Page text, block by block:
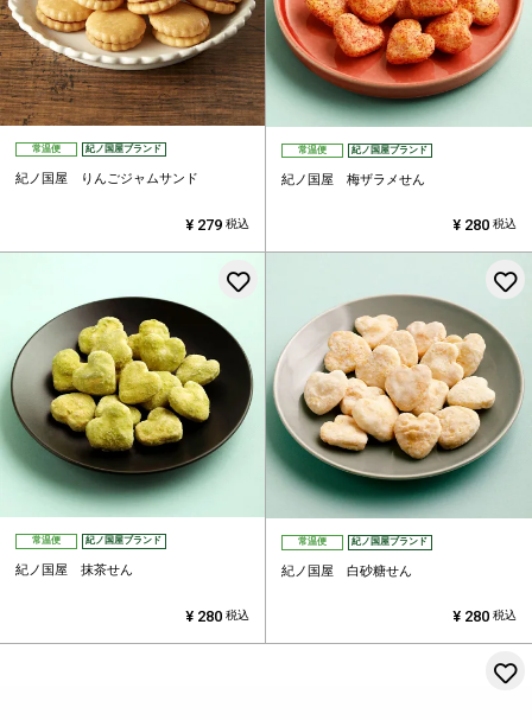
常温便 紀ノ国屋ブランド
紀ノ国屋 りんごジャムサンド
¥ 279 税込
常温便 紀ノ国屋ブランド
紀ノ国屋 梅ザラメせん
¥ 280 税込
常温便 紀ノ国屋ブランド
紀ノ国屋 抹茶せん
¥ 280 税込
常温便 紀ノ国屋ブランド
紀ノ国屋 白砂糖せん
¥ 280 税込